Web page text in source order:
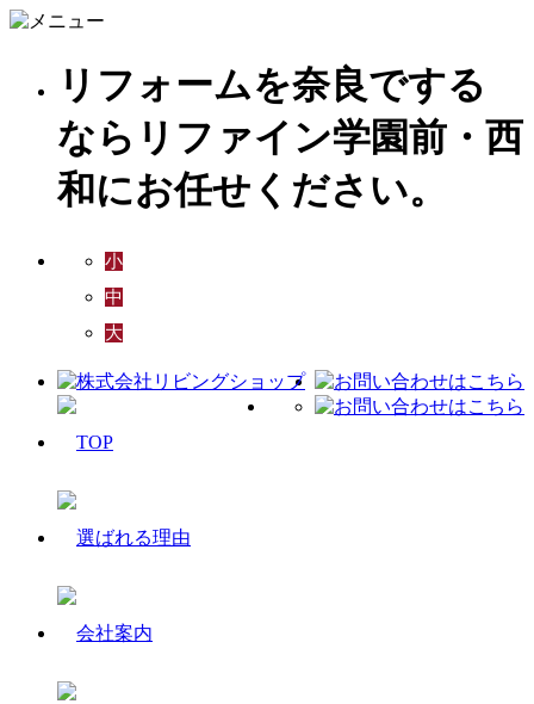
リフォームを奈良でする
ならリファイン学園前・西
和にお任せください。
小
中
大